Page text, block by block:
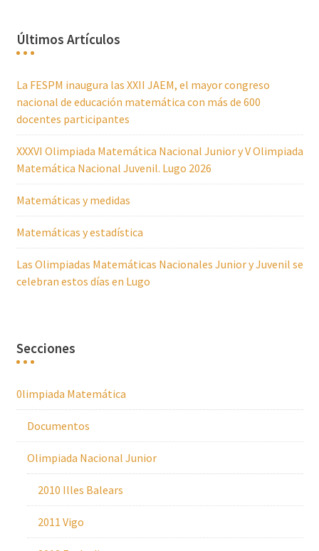
Últimos Artículos
La FESPM inaugura las XXII JAEM, el mayor congreso
nacional de educación matemática con más de 600
docentes participantes
XXXVI Olimpiada Matemática Nacional Junior y V Olimpiada
Matemática Nacional Juvenil. Lugo 2026
Matemáticas y medidas
Matemáticas y estadística
Las Olimpiadas Matemáticas Nacionales Junior y Juvenil se
celebran estos días en Lugo
Secciones
0limpiada Matemática
Documentos
Olimpiada Nacional Junior
2010 Illes Balears
2011 Vigo